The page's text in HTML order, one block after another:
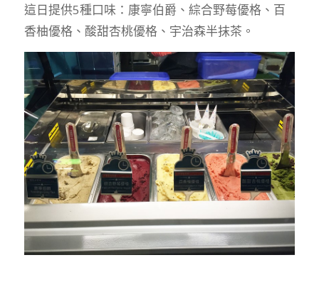
這日提供5種口味：康寧伯爵、綜合野莓優格、百
香柚優格、酸甜杏桃優格、宇治森半抹茶。